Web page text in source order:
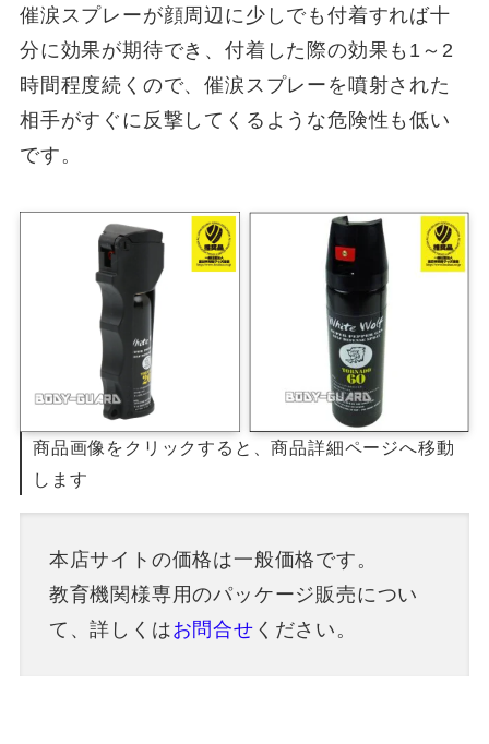
催涙スプレーが顔周辺に少しでも付着すれば十
分に効果が期待でき、付着した際の効果も1～2
時間程度続くので、催涙スプレーを噴射された
相手がすぐに反撃してくるような危険性も低い
です。
商品画像をクリックすると、商品詳細ページへ移動
します
本店サイトの価格は一般価格です。
教育機関様専用のパッケージ販売につい
て、詳しくはお問合せ ください。